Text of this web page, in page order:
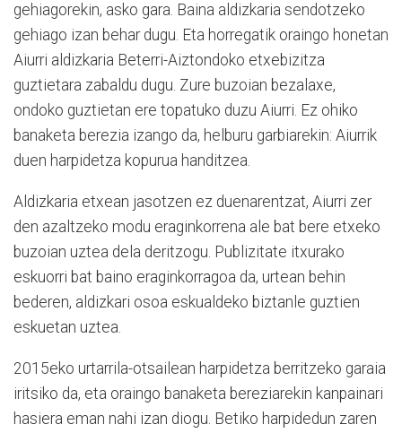
gehiagorekin, asko gara. Baina aldizkaria sendotzeko
gehiago izan behar dugu. Eta horregatik oraingo honetan
Aiurri aldizkaria Beterri-Aiztondoko etxebizitza
guztietara zabaldu dugu. Zure buzoian bezalaxe,
ondoko guztietan ere topatuko duzu Aiurri. Ez ohiko
banaketa berezia izango da, helburu garbiarekin: Aiurrik
duen harpidetza kopurua handitzea.
Aldizkaria etxean jasotzen ez duenarentzat, Aiurri zer
den azaltzeko modu eraginkorrena ale bat bere etxeko
buzoian uztea dela deritzogu. Publizitate itxurako
eskuorri bat baino eraginkorragoa da, urtean behin
bederen, aldizkari osoa eskualdeko biztanle guztien
eskuetan uztea.
2015eko urtarrila-otsailean harpidetza berritzeko garaia
iritsiko da, eta oraingo banaketa bereziarekin kanpainari
hasiera eman nahi izan diogu. Betiko harpidedun zaren